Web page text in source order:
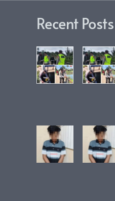
Recent Posts